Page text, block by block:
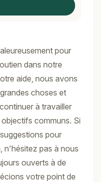
pour
dans notre
aide, nous avons
choses et
à travailler
communs. Si
pour
n'hésitez pas à nous
ouverts à de
votre point de